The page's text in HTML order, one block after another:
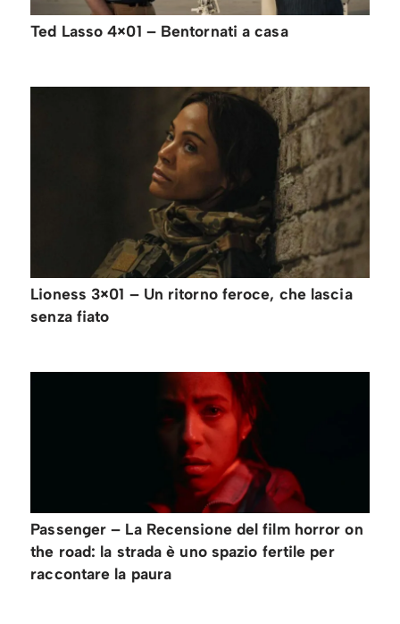
Ted Lasso 4×01 – Bentornati a casa
Lioness 3×01 – Un ritorno feroce, che lascia
senza fiato
Passenger – La Recensione del film horror on
the road: la strada è uno spazio fertile per
raccontare la paura